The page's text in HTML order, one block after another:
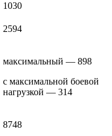
1030
2594
максимальный — 898
с максимальной боевой
нагрузкой — 314
8748